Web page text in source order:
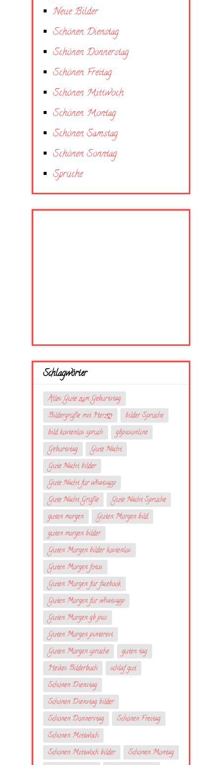
Neue Bilder
Schönen Dienstag
Schönen Donnerstag
Schönen Freitag
Schönen Mittwoch
Schönen Montag
Schönen Samstag
Schönen Sonntag
Sprüche
Schlagwörter
Alles Gute zum Geburtstag
Bildergrüße mit Herzღ
bilder Sprüche
bild kostenlos spruch
gbpicsonline
Geburtstag
Gute Nacht
Gute Nacht bilder
Gute Nacht für whatsapp
Gute Nacht Grüße
Gute Nacht Sprüche
guten morgen
Guten Morgen bild
guten morgen bilder
Guten Morgen bilder kostenlos
Guten Morgen fotos
Guten Morgen für facebook
Guten Morgen für whatsapp
Guten Morgen gb pics
Guten Morgen pinterest
Guten Morgen sprüche
guten tag
Heikes Bilderbuch
schlaf gut
Schönen Dienstag
Schönen Dienstag bilder
Schönen Donnerstag
Schönen Freitag
Schönen Mittwoch
Schönen Mittwoch bilder
Schönen Montag